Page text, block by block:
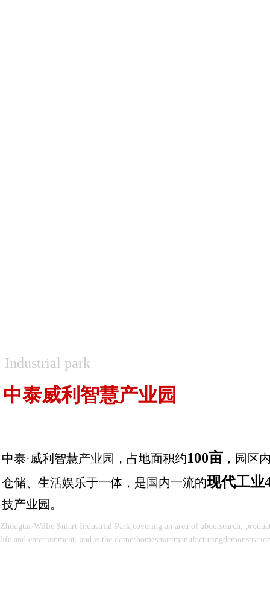
中泰威利智慧产业园
Industrial park
中泰·威利智慧产业园，占地面积约100亩 ，园区
仓储、生活娱乐于一体，是国内一流的现代工业
技产业园。
Zhongtai·Willie Smart Industrial Park,covering an area of aboutsearch,
life and entertainment, and is the